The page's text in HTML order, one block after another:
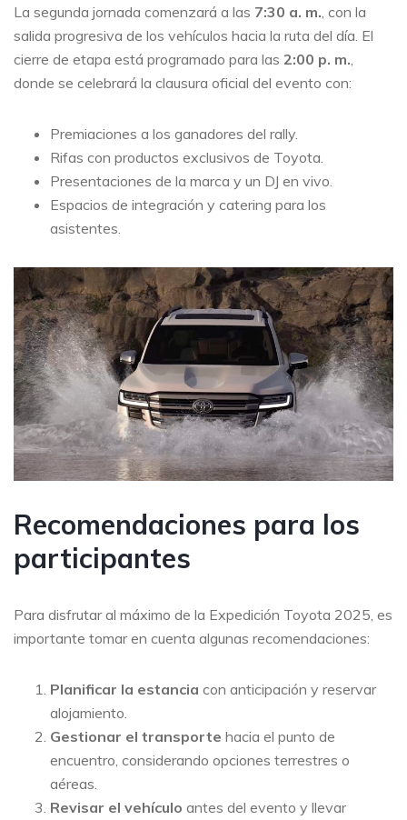
La segunda jornada comenzará a las 7:30 a. m. , con la
salida progresiva de los vehículos hacia la ruta del día. El
cierre de etapa está programado para las 2:00 p. m.
donde se celebrará la clausura oficial del evento con:
Premiaciones a los ganadores del rally.
Rifas con productos exclusivos de Toyota.
Presentaciones de la marca y un DJ en vivo.
Espacios de integración y catering para los
asistentes.
Recomendaciones para los
participantes
Para disfrutar al máximo de la Expedición Toyota 2025, es
importante tomar en cuenta algunas recomendaciones:
Planificar la estancia con anticipación y reservar
alojamiento.
Gestionar el transporte hacia el punto de
encuentro, considerando opciones terrestres o
aéreas.
Revisar el vehículo antes del evento y llevar